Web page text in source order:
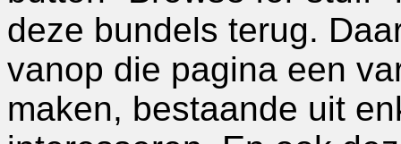
deze bundels terug.
vanop die pagina een
maken, bestaande uit